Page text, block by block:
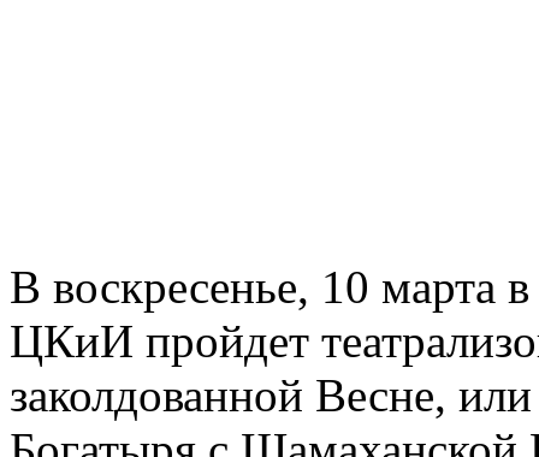
В воскресенье, 10 марта
ЦКиИ пройдет
заколдованной Весне,